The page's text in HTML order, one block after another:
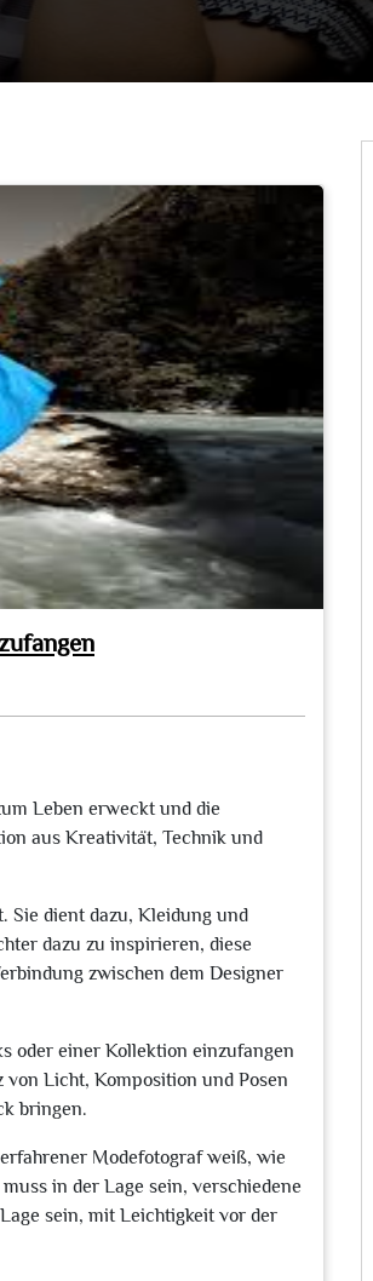
Leben erweckt und die
aus Kreativität, Technik und
Sie dient dazu, Kleidung und
dazu zu inspirieren, diese
zwischen dem Designer
oder einer Kollektion einzufangen
Licht, Komposition und Posen
bringen.
Modefotograf weiß, wie
in der Lage sein, verschiedene
sein, mit Leichtigkeit vor der